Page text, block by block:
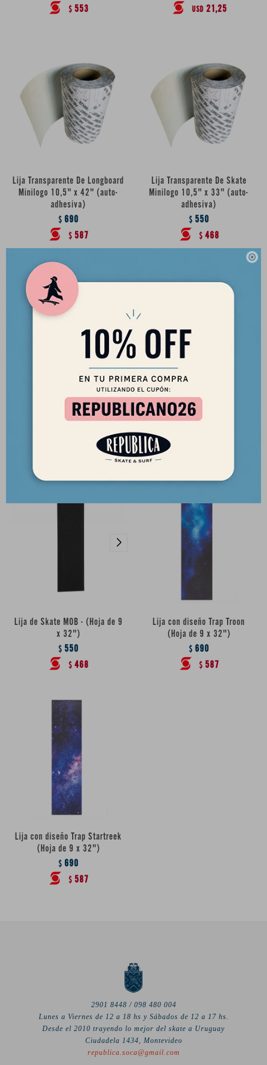

$ 553 USD 21,25
Lija Transparente De Longboard
Minilogo 10,5" x 42" (auto-
adhesiva)
$ 690
$ 587
Lija Transparente De Skate
Minilogo 10,5" x 33" (auto-
adhesiva)
$ 550
$ 468
Lija de Longboard Minilogo -
Hoja de 10,5" x 33" - Negro
Lija de Skate Minilogo - Hoja de
10,5 x 33" - Negra
Lija de Skate MOB - (Hoja de 9
x 32")
$ 550
$ 468
Lija con diseño Trap Troon
(Hoja de 9 x 32")
$ 690
$ 587
Lija con diseño Trap Startreek
(Hoja de 9 x 32")
$ 690
$ 587
2901 8448 / 098 480 004
Lunes a Viernes de 12 a 18 hs y Sábados de 12 a 17 hs.
Desde el 2010 trayendo lo mejor del skate a Uruguay
Ciudadela 1434, Montevideo
republica.soca@gmail.com